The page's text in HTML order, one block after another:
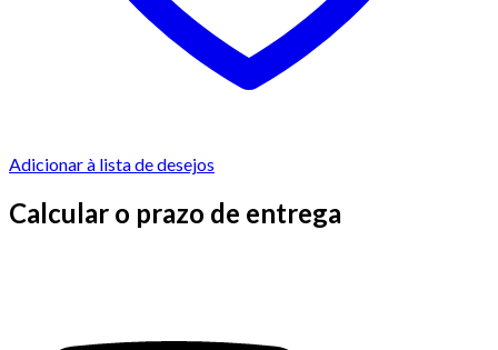
Adicionar à lista de desejos
Calcular o prazo de entrega